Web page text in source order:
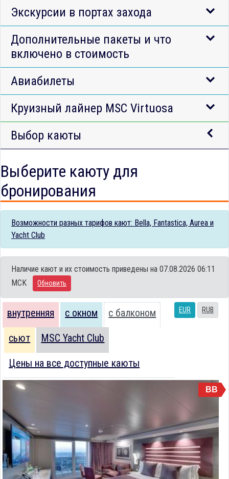
Экскурсии в портах захода
Дополнительные пакеты и что
включено в стоимость
Авиабилеты
Круизный лайнер MSC Virtuosa
Выбор каюты
Выберите каюту для
бронирования
Возможности разных тарифов кают: Bella, Fantastica, Aurea и
Yacht Club
Наличие кают и их стоимость приведены на 07.08.2026 06:11
MCK
Обновить
EUR RUB
внутренняя с окном с балконом
сьют MSC Yacht Club
Цены на все доступные каюты
BB